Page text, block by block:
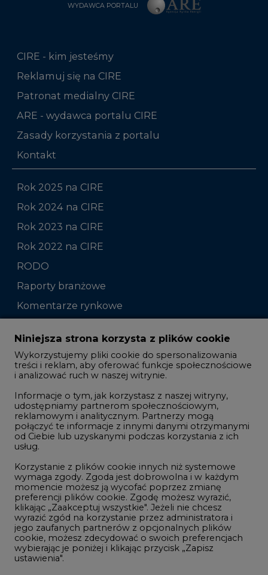
WYDAWCA PORTALU
CIRE - kim jesteśmy
Reklamuj się na CIRE
Patronat medialny CIRE
ARE - wydawca portalu CIRE
Zasady korzystania z portalu
Kontakt
Rok 2025 na CIRE
Rok 2024 na CIRE
Rok 2023 na CIRE
Rok 2022 na CIRE
RODO
Raporty branżowe
Komentarze rynkowe
Zmiany kadrowe na rynku
Studio CIRE
Rozmowy o energetyce
Gospodarka
Geopolityka
LTE450
Innowacje i AI
Telekomunikacja i IT
Handel emisjami CO2
Wodór
Górnictwo
Niniejsza strona korzysta z plików cookie
Wykorzystujemy pliki cookie do spersonalizowania
treści i reklam, aby oferować funkcje społecznościowe
i analizować ruch w naszej witrynie.
Informacje o tym, jak korzystasz z naszej witryny,
udostępniamy partnerom społecznościowym,
reklamowym i analitycznym. Partnerzy mogą
połączyć te informacje z innymi danymi otrzymanymi
od Ciebie lub uzyskanymi podczas korzystania z ich
usług.
Korzystanie z plików cookie innych niż systemowe
wymaga zgody. Zgoda jest dobrowolna i w każdym
momencie możesz ją wycofać poprzez zmianę
preferencji plików cookie. Zgodę możesz wyrazić,
klikając „Zaakceptuj wszystkie". Jeżeli nie chcesz
wyrazić zgód na korzystanie przez administratora i
jego zaufanych partnerów z opcjonalnych plików
cookie, możesz zdecydować o swoich preferencjach
wybierając je poniżej i klikając przycisk „Zapisz
ustawienia".